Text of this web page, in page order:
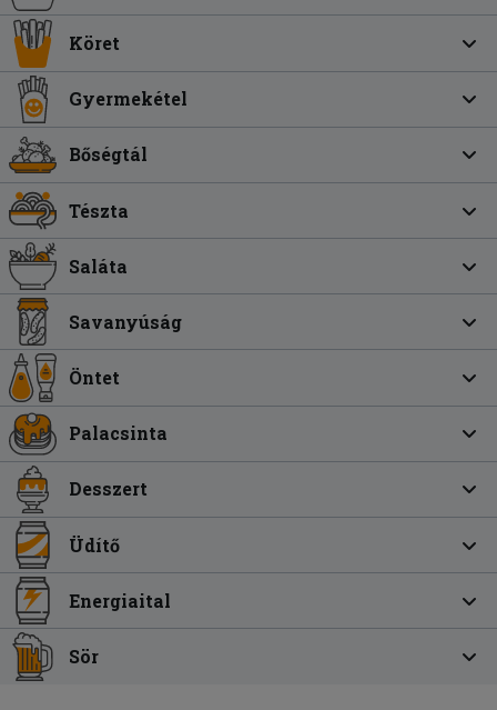
Köret
Gyermekétel
Bőségtál
Tészta
Saláta
Savanyúság
Öntet
Palacsinta
Desszert
Üdítő
Energiaital
Sör